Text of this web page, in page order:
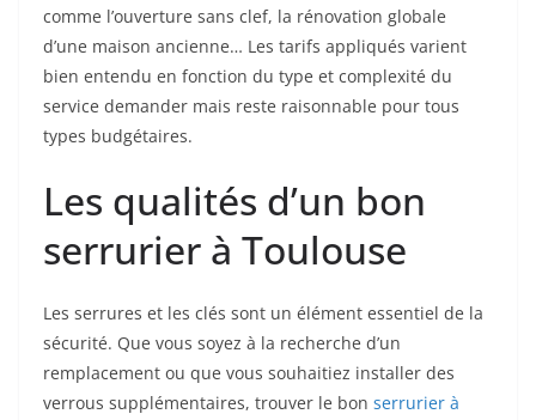
comme l’ouverture sans clef, la rénovation globale
d’une maison ancienne… Les tarifs appliqués varient
bien entendu en fonction du type et complexité du
service demander mais reste raisonnable pour tous
types budgétaires.
Les qualités d’un bon
serrurier à Toulouse
Les serrures et les clés sont un élément essentiel de la
sécurité. Que vous soyez à la recherche d’un
remplacement ou que vous souhaitiez installer des
verrous supplémentaires, trouver le bon serrurier à